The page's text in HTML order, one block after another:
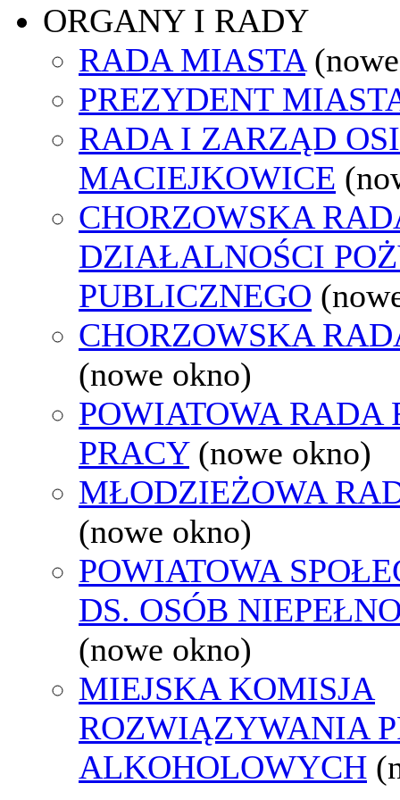
ORGANY I RADY
RADA MIASTA
PREZYDENT
RADA I ZARZĄD
MACIEJKOWICE
CHORZOWSKA
DZIAŁALNOŚCI
PUBLICZNEGO
CHORZOWSKA
(nowe okno)
POWIATOWA RADA
PRACY (nowe okno)
MŁODZIEŻOWA
(nowe okno)
POWIATOWA
DS. OSÓB
(nowe okno)
MIEJSKA KOMISJA
ROZWIĄZYWANIA
ALKOHOLOWYCH